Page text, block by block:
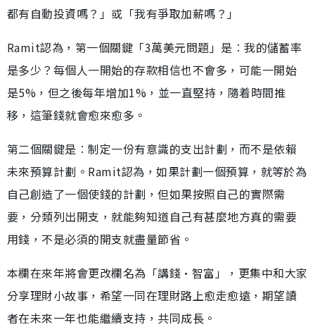
都有自動投資嗎？」或「我有爭取加薪嗎？」
Ramit認為，第一個關鍵「3萬美元問題」是︰我的儲蓄率
是多少？每個人一開始的存款相信也不會多，可能一開始
是5%，但之後每年增加1%，並一直堅持，隨着時間推
移，這筆錢就會愈來愈多。
第二個關鍵是︰制定一份有意識的支出計劃，而不是依賴
未來預算計劃。Ramit認為，如果計劃一個預算，就等於為
自己創造了一個使錢的計劃，但如果按照自己的實際需
要，分類列出開支，就能夠知道自己有甚麼地方真的需要
用錢，不是必須的開支就盡量節省。
本欄在來年將會更改欄名為「講錢•智富」，更集中和大家
分享理財小故事，希望一同在理財路上愈走愈遠，期望讀
者在未來一年也能繼續支持，共同成長。